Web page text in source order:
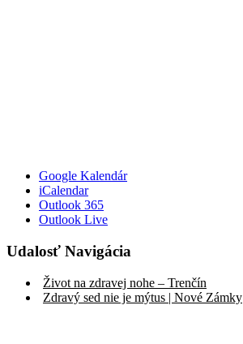
Google Kalendár
iCalendar
Outlook 365
Outlook Live
Udalosť Navigácia
Život na zdravej nohe – Trenčín
Zdravý sed nie je mýtus | Nové Zámky